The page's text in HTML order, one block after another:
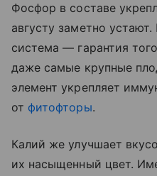
Фосфор в составе
августу заметно
система — гарантия
даже самые крупные
элемент укрепляет
от фитофторы.
Калий же улучшает
их насыщенный цвет.